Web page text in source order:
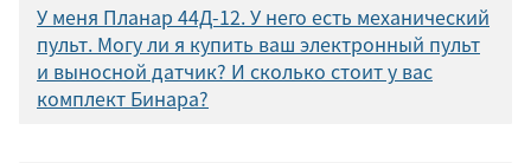
У меня Планар 44Д-12. У него есть механический
пульт. Могу ли я купить ваш электронный пульт
и выносной датчик? И сколько стоит у вас
комплект Бинара?